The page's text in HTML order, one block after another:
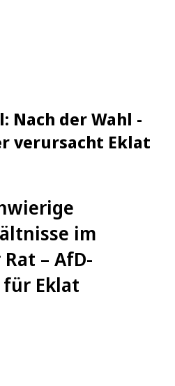
Nach der Wahl -
verursacht Eklat
im
– AfD-
Eklat